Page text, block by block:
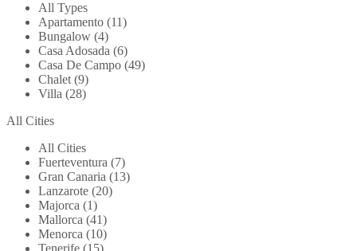
All Types
Apartamento (11)
Bungalow (4)
Casa Adosada (6)
Casa De Campo (49)
Chalet (9)
Villa (28)
All Cities
All Cities
Fuerteventura (7)
Gran Canaria (13)
Lanzarote (20)
Majorca (1)
Mallorca (41)
Menorca (10)